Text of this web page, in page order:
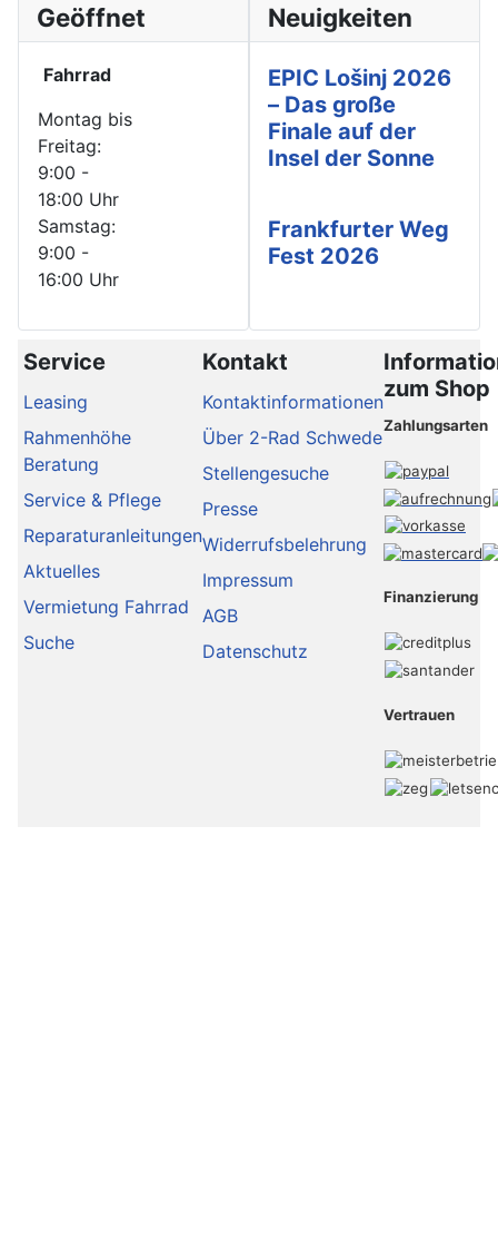
Geöffnet
Fahrrad
Montag bis
Freitag:
9:00 -
18:00 Uhr
Samstag:
9:00 -
16:00 Uhr
Neuigkeiten
EPIC Lošinj 2026
– Das große
Finale auf der
Insel der Sonne
Frankfurter Weg
Fest 2026
Service
Leasing
Rahmenhöhe
Beratung
Service & Pflege
Reparaturanleitungen
Aktuelles
Vermietung Fahrrad
Suche
Kontakt
Kontaktinformationen
Über 2-Rad Schwede
Stellengesuche
Presse
Widerrufsbelehrung
Impressum
AGB
Datenschutz
zum Shop
Zahlungsarten
Finanzierung
Vertrauen